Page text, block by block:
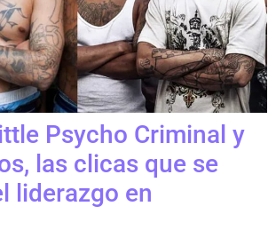
Psycho Criminal y
las clicas que se
liderazgo en